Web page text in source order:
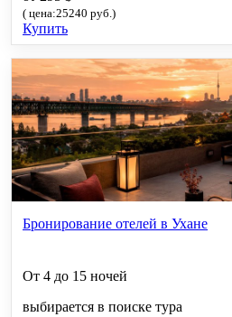
( цена:25240 руб.)
Купить
Бронирование отелей в Ухане
От 4 до 15 ночей
выбирается в поиске тура